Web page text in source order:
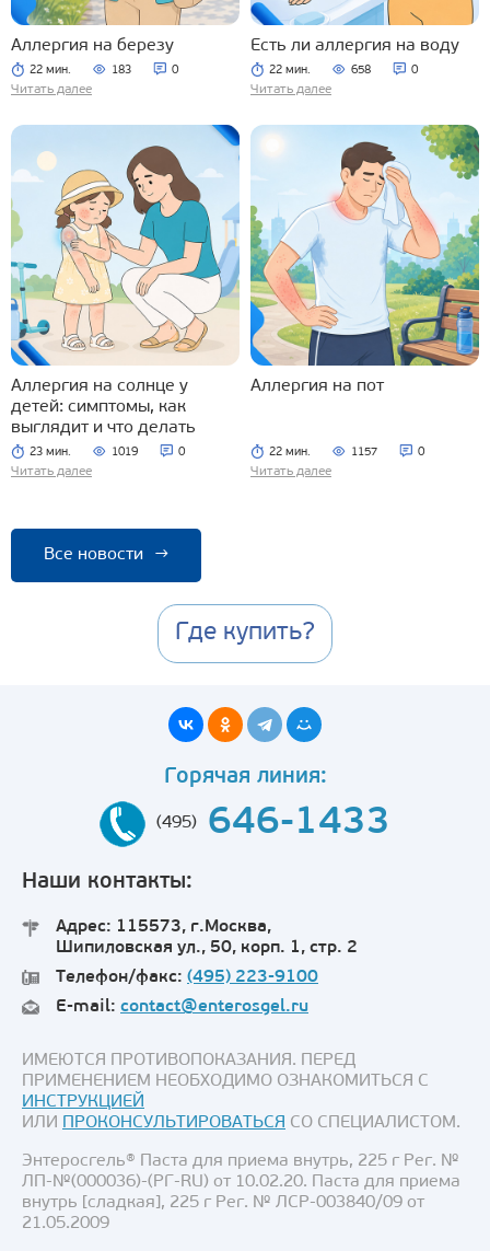
Аллергия на березу
22 мин. 183 0
Читать далее
Есть ли аллергия на воду
22 мин. 658 0
Читать далее
Аллергия на солнце у
детей: симптомы, как
выглядит и что делать
23 мин. 1019 0
Читать далее
Аллергия на пот
22 мин. 1157 0
Читать далее
Все новости →
Где купить?
Горячая линия:
(495) 646-1433
Наши контакты:
Адрес: 115573, г.Москва,
Шипиловская ул., 50, корп. 1, стр. 2
Телефон/факс: (495) 223-9100
E-mail: contact@enterosgel.ru
ИМЕЮТСЯ ПРОТИВОПОКАЗАНИЯ. ПЕРЕД
ПРИМЕНЕНИЕМ НЕОБХОДИМО ОЗНАКОМИТЬСЯ С
ИНСТРУКЦИЕЙ
ИЛИ ПРОКОНСУЛЬТИРОВАТЬСЯ СО СПЕЦИАЛИСТОМ.
Энтеросгель® Паста для приема внутрь, 225 г Рег. №
ЛП-№(000036)-(РГ-RU) от 10.02.20. Паста для приема
внутрь [сладкая], 225 г Рег. № ЛСР-003840/09 от
21.05.2009